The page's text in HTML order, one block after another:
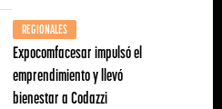
REGIONALES
Expocomfacesar impulsó el
emprendimiento y llevó
bienestar a Codazzi